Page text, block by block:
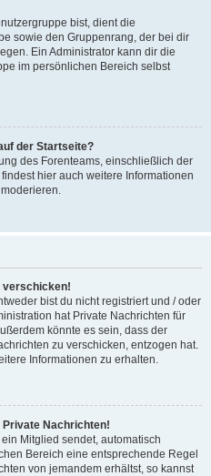
bist, dient die
sowie den Gruppenrang, der bei dir
Ein Administrator kann dir die
im persönlichen Bereich selbst
der Startseite?
des Forenteams, einschließlich der
hier auch weitere Informationen
verschicken!
bist du nicht registriert und / oder
hat Private Nachrichten für
könnte es sein, dass der
zu verschicken, entzogen hat.
Informationen zu erhalten.
Private Nachrichten!
Mitglied sendet, automatisch
Bereich eine entsprechende Regel
von jemandem erhältst, so kannst